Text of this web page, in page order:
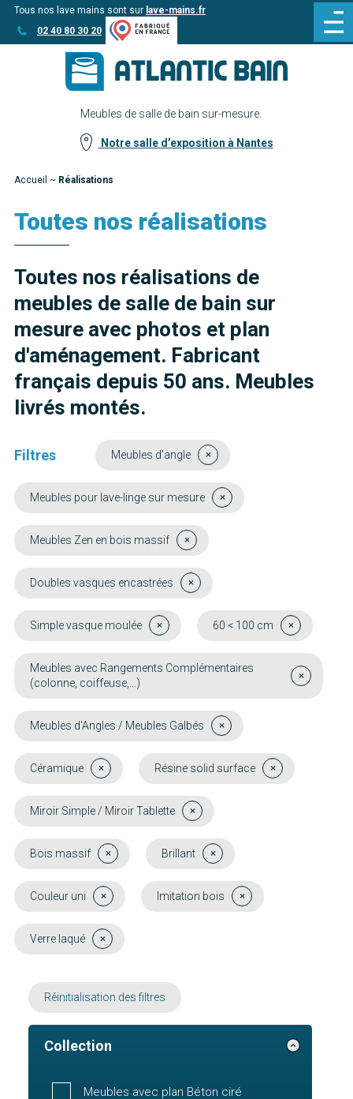
Aller
au
Aller au
contenu
Tous nos lave mains sont sur lave-mains.fr
02 40 80 30 20
Meubles de salle de bain sur-mesure.
Notre salle d’exposition à Nantes
Accueil ~ Réalisations
Toutes nos réalisations
Toutes nos réalisations de
meubles de salle de bain sur
mesure avec photos et plan
d'aménagement. Fabricant
français depuis 50 ans. Meubles
livrés montés.
Filtres Meubles d'angle
Meubles pour lave-linge sur mesure
Meubles Zen en bois massif
Doubles vasques encastrées
Simple vasque moulée 60 < 100 cm
Meubles avec Rangements Complémentaires
(colonne, coiffeuse,...)
Meubles d'Angles / Meubles Galbés
Céramique Résine solid surface
Miroir Simple / Miroir Tablette
Bois massif Brillant
Couleur uni Imitation bois
Verre laqué
Réinitialisation des filtres
Collection
Meubles avec plan Béton ciré